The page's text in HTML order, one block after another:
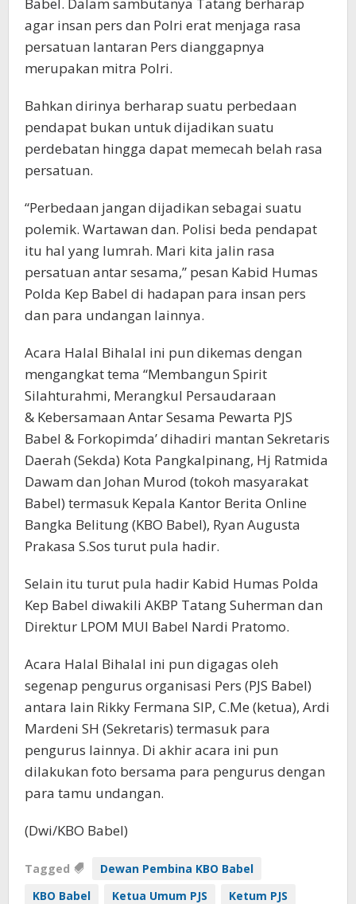
agar insan pers dan Polri erat menjaga rasa
persatuan lantaran Pers dianggapnya
merupakan mitra Polri.
Bahkan dirinya berharap suatu perbedaan
pendapat bukan untuk dijadikan suatu
perdebatan hingga dapat memecah belah rasa
persatuan.
“Perbedaan jangan dijadikan sebagai suatu
polemik. Wartawan dan. Polisi beda pendapat
itu hal yang lumrah. Mari kita jalin rasa
persatuan antar sesama,” pesan Kabid Humas
Polda Kep Babel di hadapan para insan pers
dan para undangan lainnya.
Acara Halal Bihalal ini pun dikemas dengan
mengangkat tema “Membangun Spirit
Silahturahmi, Merangkul Persaudaraan
& Kebersamaan Antar Sesama Pewarta PJS
Babel & Forkopimda’ dihadiri mantan Sekretaris
Daerah (Sekda) Kota Pangkalpinang, Hj Ratmida
Dawam dan Johan Murod (tokoh masyarakat
Babel) termasuk Kepala Kantor Berita Online
Bangka Belitung (KBO Babel), Ryan Augusta
Prakasa S.Sos turut pula hadir.
Selain itu turut pula hadir Kabid Humas Polda
Kep Babel diwakili AKBP Tatang Suherman dan
Direktur LPOM MUI Babel Nardi Pratomo.
Acara Halal Bihalal ini pun digagas oleh
segenap pengurus organisasi Pers (PJS Babel)
antara lain Rikky Fermana SIP, C.Me (ketua), Ardi
Mardeni SH (Sekretaris) termasuk para
pengurus lainnya. Di akhir acara ini pun
dilakukan foto bersama para pengurus dengan
para tamu undangan.
(Dwi/KBO Babel)
Tagged
Dewan Pembina KBO Babel
KBO Babel
Ketua Umum PJS Ketum PJS